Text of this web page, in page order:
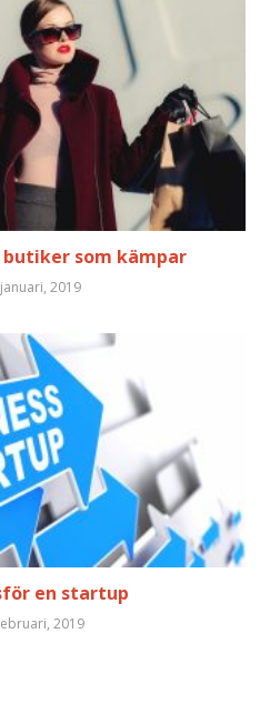
som kämpar
2019
en startup
2019